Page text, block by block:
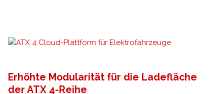
Erhöhte Modularität für die Ladefläche
der ATX 4-Reihe